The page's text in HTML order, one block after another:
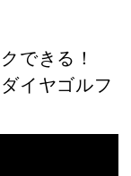
クできる！
イヤゴルフ